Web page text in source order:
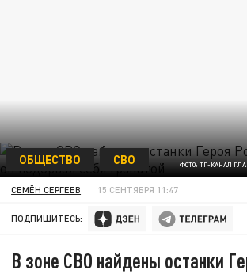
ФОТО: ТГ-КАНАЛ
ОБЩЕСТВО СВО
СЕМЁН СЕРГЕЕВ 15 СЕНТЯБРЯ 11:47
ПОДПИШИТЕСЬ:
В зоне СВО найдены останки